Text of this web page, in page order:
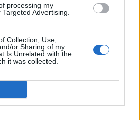
processing my
Advertising.
Collection, Use,
or Sharing of my
Is Unrelated with the
it was collected.